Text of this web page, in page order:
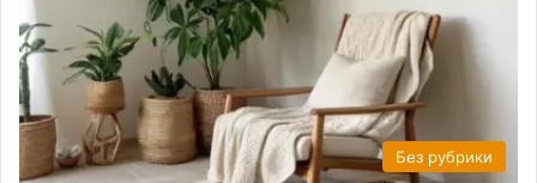
Без рубрики